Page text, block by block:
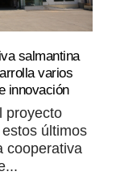
salmantina
varios
innovación
proyecto
últimos
cooperativa